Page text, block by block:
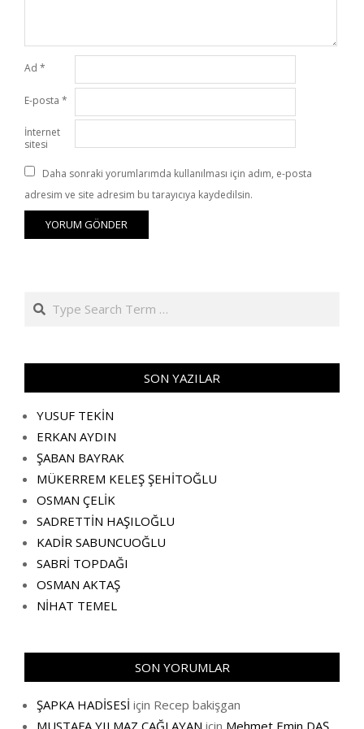
Ad *
E-posta *
İnternet
sitesi
Daha sonraki yorumlarımda kullanılması için adım, e-posta
adresim ve site adresim bu tarayıcıya kaydedilsin.
Search
SON YAZILAR
YUSUF TEKİN
ERKAN AYDIN
ŞABAN BAYRAK
MÜKERREM KELEŞ ŞEHİTOĞLU
OSMAN ÇELİK
SADRETTİN HAŞILOĞLU
KADİR SABUNCUOĞLU
SABRİ TOPDAĞI
OSMAN AKTAŞ
NİHAT TEMEL
SON YORUMLAR
ŞAPKA HADİSESİ için Recep bakişgan
MUSTAFA YILMAZ ÇAĞLAYAN için Mehmet Emin DAŞ